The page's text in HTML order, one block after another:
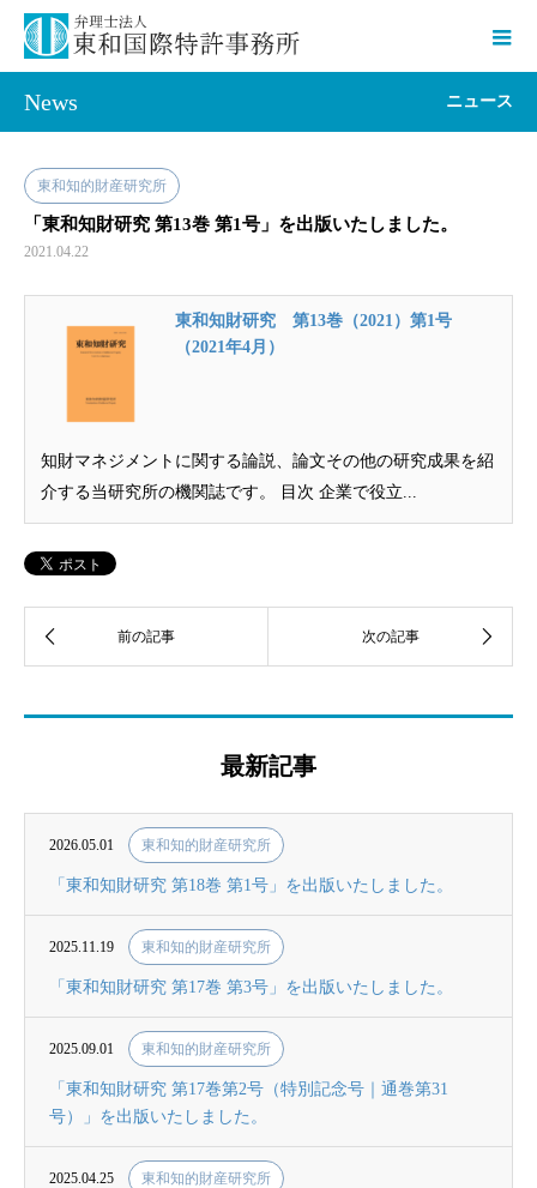
News ニュース
東和知的財産研究所
「東和知財研究 第13巻 第1号」を出版いたしました。
2021.04.22
東和知財研究 第13巻（2021）第1号
（2021年4月）
知財マネジメントに関する論説、論文その他の研究成果を紹
介する当研究所の機関誌です。 目次 企業で役立...
最新記事
2026.05.01 東和知的財産研究所
「東和知財研究 第18巻 第1号」を出版いたしました。
2025.11.19 東和知的財産研究所
「東和知財研究 第17巻 第3号」を出版いたしました。
2025.09.01 東和知的財産研究所
「東和知財研究 第17巻第2号（特別記念号｜通巻第31
号）」を出版いたしました。
2025.04.25 東和知的財産研究所